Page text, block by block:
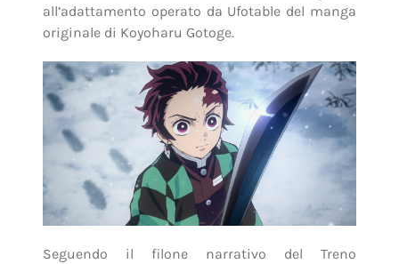
all’adattamento operato da Ufotable del manga
originale di Koyoharu Gotoge.
Seguendo il filone narrativo del Treno